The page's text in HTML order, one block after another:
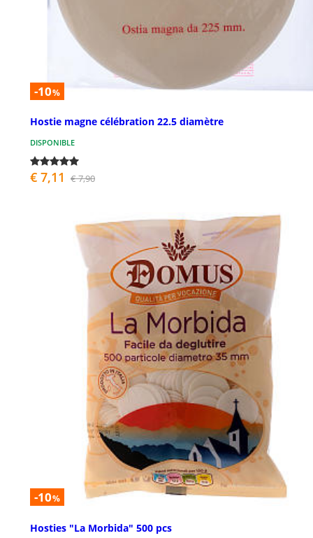
-10%
Hostie magne célébration 22.5 diamètre
DISPONIBLE
€ 7,11 € 7,90
-10%
Hosties "La Morbida" 500 pcs